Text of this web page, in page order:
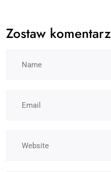
Zostaw komentarz